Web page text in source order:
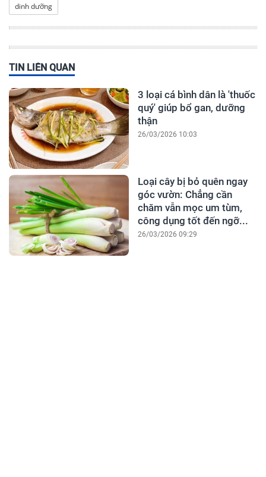
dinh dưỡng
TIN LIÊN QUAN
3 loại cá bình dân là 'thuốc
quý' giúp bổ gan, dưỡng
thận
26/03/2026 10:03
Loại cây bị bỏ quên ngay
góc vườn: Chẳng cần
chăm vẫn mọc um tùm,
công dụng tốt đến ngỡ...
26/03/2026 09:29